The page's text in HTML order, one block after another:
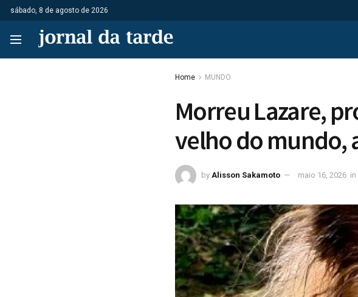
sábado, 8 de agosto de 2026
Home MUNDO
Morreu Lazare,
velho do mundo,
by Alisson Sakamoto maio 16, 2026 in